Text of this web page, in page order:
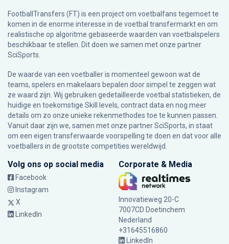
FootballTransfers (FT) is een project om voetbalfans tegemoet te
komen in de enorme interesse in de voetbal transfermarkt en om
realistische op algoritme gebaseerde waarden van voetbalspelers
beschikbaar te stellen. Dit doen we samen met onze partner
SciSports
De waarde van een voetballer is momenteel gewoon wat de
teams, spelers en makelaars bepalen door simpel te zeggen wat
ze waard zijn. Wij gebruiken gedetailleerde voetbal statistieken, de
huidige en toekomstige Skill levels, contract data en nog meer
details om zo onze unieke rekenmethodes toe te kunnen passen.
Vanuit daar zijn we, samen met onze partner SciSports, in staat
om een eigen transferwaarde voorspelling te doen en dat voor alle
voetballers in de grootste competities wereldwijd.
Volg ons op social media
Facebook
Instagram
X
LinkedIn
Corporate & Media
Innovatieweg 20-C
7007CD Doetinchem
Nederland
+31645516860
LinkedIn